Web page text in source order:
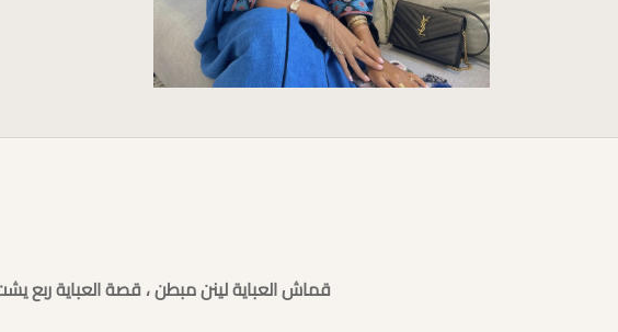
قماش العباية لينن مبطن ، قصة العباية ربع